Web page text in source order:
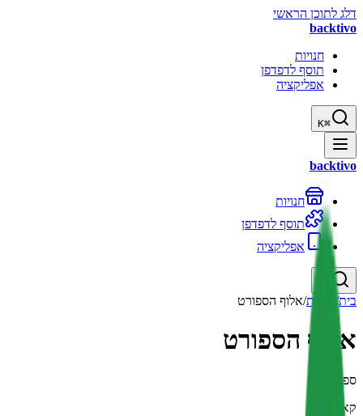
דלג לתוכן הראשי
backtivo
חנויות
תוסף לדפדפן
אפליקציה
⌘
K
backtivo
חנויות
תוסף לדפדפן
אפליקציה
בית/ חנויות/אלוף הספורט
אלוף הספורט
ספורט
קאשבק